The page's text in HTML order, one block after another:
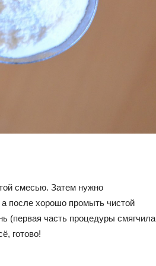
смесью. Затем нужно
после хорошо промыть чистой
(первая часть процедуры смягчила
готово!